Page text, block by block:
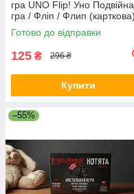
гра UNO Flip! Уно Подвійна
гра / Фліп / Флип (карткова)
Готово до відправки
125 ₴ 296 ₴
Купити
–55%